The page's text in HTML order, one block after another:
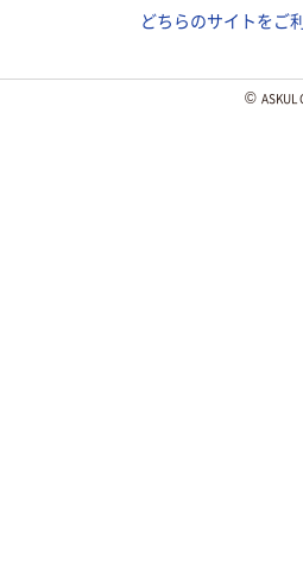
どちらのサイトをご
©